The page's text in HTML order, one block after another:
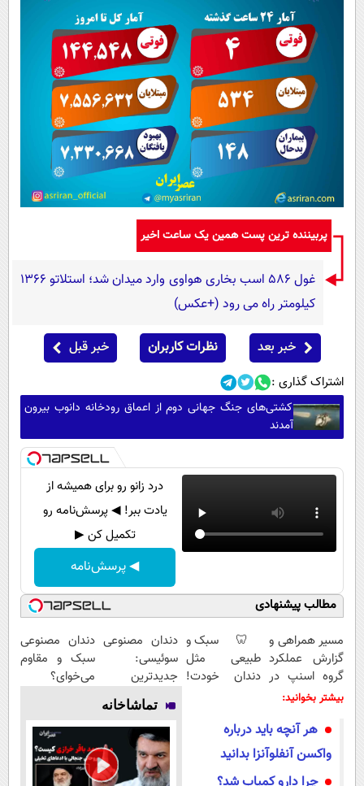
پربیننده ترین پست همین یک ساعت اخیر
غول 586 اسب بخاری هواوی وارد میدان شد؛ استلاتو 1366
کیلومتر راه می رود (+عکس)
خبر بعد نظرات کاربران خبر قبل
اشتراک گذاری :
کشتی‌های جنگ جهانی دوم از اعماق رودخانه دانوب بیرون
آمدند
درد زانو رو برای همیشه از
یادت ببر! ◀ پرسش‌نامه رو
تکمیل کن ▶
◀ پرسش‌نامه
مطالب پیشنهادی
مسیر همراهی و
گزارش عملکرد
گروه اسنپ در
۱۴۰۴
🦷 سبک و
طبیعی مثل
دندان خودت!
اقساطی 💳 📍
تهران
دندان مصنوعی
سوئیسی:
جدیدترین
فناوری اروپا،
سبک و مقاوم |
پرداخت قسطی
دندان مصنوعی
سبک و مقاوم
می‌خوای؟
داریم!😍 | 📍
تهران
بیشتر بخوانید:
هر آنچه باید درباره
واکسن آنفلوآنزا بدانید
تماشاخانه